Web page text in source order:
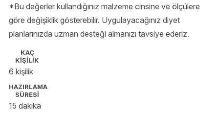
*Bu değerler kullandığınız malzeme cinsine ve ölçülere
göre değişiklik gösterebilir. Uygulayacağınız diyet
planlarınızda uzman desteği almanızı tavsiye ederiz.
KAÇ
KİŞİLİK
6 kişilik
HAZIRLAMA
SÜRESİ
15 dakika